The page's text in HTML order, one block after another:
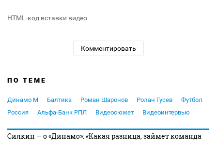
HTML-код вставки видео
Комментировать
ПО ТЕМЕ
Динамо М Балтика Роман Шаронов Ролан Гусев
Футбол
Россия
Альфа-Банк РПЛ Видеосюжет Видеоинтервью
Силкин — о «Динамо»: «Какая разница, займет команда